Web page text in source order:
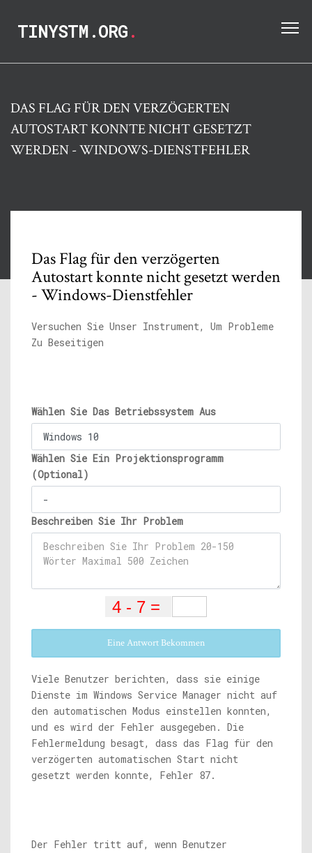
TINYSTM.ORG.
DAS FLAG FÜR DEN VERZÖGERTEN
AUTOSTART KONNTE NICHT GESETZT
WERDEN - WINDOWS-DIENSTFEHLER
Das Flag für den verzögerten
Autostart konnte nicht gesetzt werden
- Windows-Dienstfehler
Versuchen Sie Unser Instrument, Um Probleme
Zu Beseitigen
Wählen Sie Das Betriebssystem Aus
Wählen Sie Ein Projektionsprogramm
(Optional)
Beschreiben Sie Ihr Problem
Eine Antwort Bekommen
Viele Benutzer berichten, dass sie einige
Dienste im Windows Service Manager nicht auf
den automatischen Modus einstellen konnten,
und es wird der Fehler ausgegeben. Die
Fehlermeldung besagt, dass das Flag für den
verzögerten automatischen Start nicht
gesetzt werden konnte, Fehler 87.
Der Fehler tritt auf, wenn Benutzer